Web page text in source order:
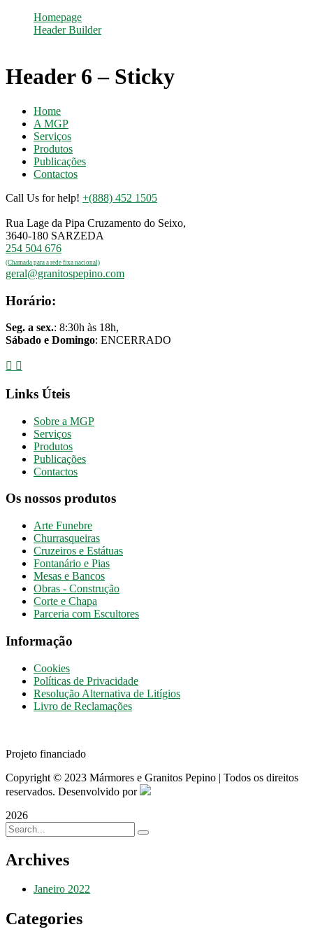
Homepage
Header Builder
Header 6 – Sticky
Home
A MGP
Serviços
Produtos
Publicações
Contactos
Call Us for help! +(888) 452 1505
Rua Lage da Pipa Cruzamento do Seixo,
3640-180 SARZEDA
254 504 676
(Chamada para a rede fixa nacional)
geral@granitospepino.com
Horário:
Seg. a sex.: 8:30h às 18h,
Sábado e Domingo: ENCERRADO
Links Úteis
Sobre a MGP
Serviços
Produtos
Publicações
Contactos
Os nossos produtos
Arte Funebre
Churrasqueiras
Cruzeiros e Estátuas
Fontanário e Pias
Mesas e Bancos
Obras - Construção
Corte e Chapa
Parceria com Escultores
Informação
Cookies
Políticas de Privacidade
Resolução Alternativa de Litígios
Livro de Reclamações
Projeto financiado
Copyright © 2023 Mármores e Granitos Pepino | Todos os direitos
reservados. Desenvolvido por
2026
Archives
Janeiro 2022
Categories